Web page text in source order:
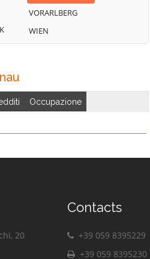
VORARLBERG
WIEN
Occupazione
20
Contacts
+39 059 8395229
+39 059 8395230